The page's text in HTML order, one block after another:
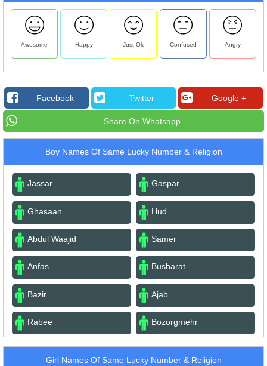
Awesome Happy Just Ok Confused Angry
Facebook Twitter Google +
Share On Whatsapp
Boy Names Of Same Lucky Number & Religion
Jassar Gaspar
Ghasaan Hud
Abdul Waajid Samer
Anfas Busharat
Bazir Ajab
Rabee Bozorgmehr
Girl Names Of Same Lucky Number & Religion